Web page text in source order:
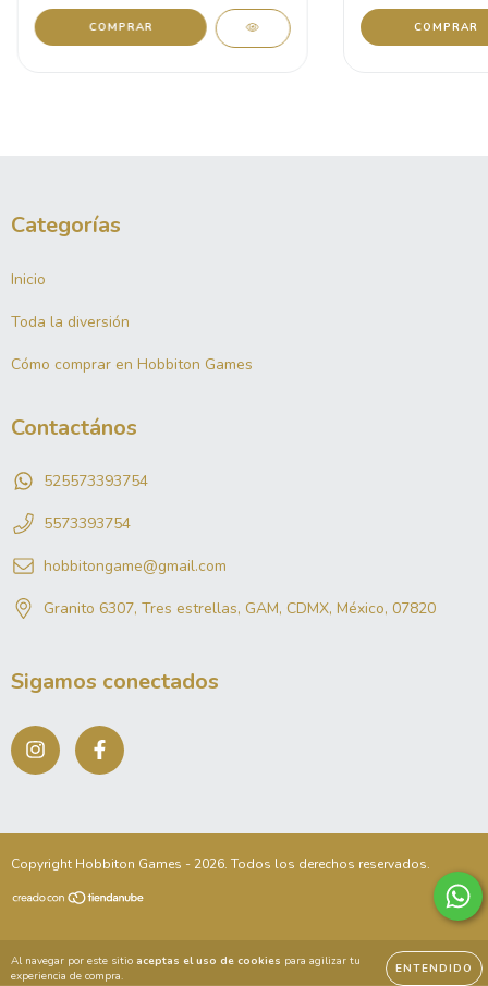
Al navegar por este sitio aceptas el uso de cookies para agilizar tu
experiencia de compra.
ENTENDIDO
Categorías
Inicio
Toda la diversión
Cómo comprar en Hobbiton Games
Contactános
525573393754
5573393754
hobbitongame@gmail.com
Granito 6307, Tres estrellas, GAM, CDMX, México, 07820
Sigamos conectados
Copyright Hobbiton Games - 2026. Todos los derechos reservados.